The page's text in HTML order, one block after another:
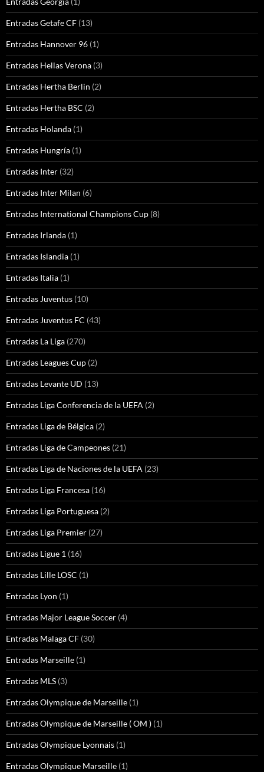
Entradas Getafe CF (13)
Entradas Hannover 96 (1)
Entradas Hellas Verona (3)
Entradas Hertha Berlin (2)
Entradas Hertha BSC (2)
Entradas Holanda (1)
Entradas Hungría (1)
Entradas Inter (32)
Entradas Inter Milan (6)
Entradas International Champions Cup (8)
Entradas Irlanda (1)
Entradas Islandia (1)
Entradas Italia (1)
Entradas Juventus (10)
Entradas Juventus FC (43)
Entradas La Liga (270)
Entradas Leagues Cup (2)
Entradas Levante UD (13)
Entradas Liga Conferencia de la UEFA (2)
Entradas Liga de Bélgica (2)
Entradas Liga de Campeones (21)
Entradas Liga de Naciones de la UEFA (23)
Entradas Liga Francesa (16)
Entradas Liga Portuguesa (2)
Entradas Liga Premier (27)
Entradas Ligue 1 (16)
Entradas Lille LOSC (1)
Entradas Lyon (1)
Entradas Major League Soccer (4)
Entradas Malaga CF (30)
Entradas Marseille (1)
Entradas MLS (3)
Entradas Olympique de Marseille (1)
Entradas Olympique de Marseille ( OM ) (1)
Entradas Olympique Lyonnais (1)
Entradas Olympique Marseille (1)